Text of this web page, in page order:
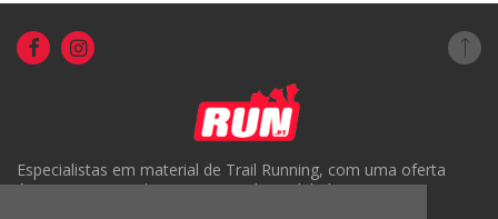
Especialistas em material de Trail Running, com uma oferta
única em Portugal e um serviço de qualidade.